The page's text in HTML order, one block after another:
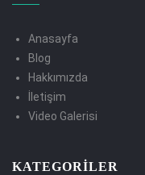
Anasayfa
Blog
Hakkımızda
İletişim
Video Galerisi
KATEGORILER